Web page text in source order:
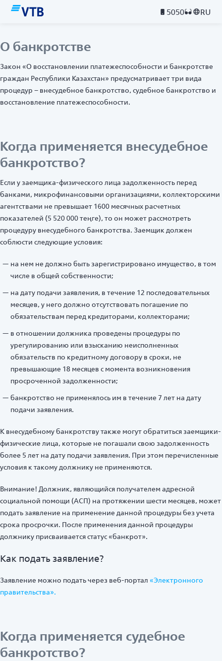
5050 RU
О банкротстве
Закон «О восстановлении платежеспособности и банкротстве
граждан Республики Казахстан» предусматриваеттри вида
процедур – внесудебное банкротство, судебное банкротство и
восстановление платежеспособности.
Когда применяется внесудебное
банкротство?
Если у заемщика-физического лица задолженность перед
банками, микрофинансовыми организациями, коллекторскими
агентствами не превышает 1600 месячных расчетных
показателей (5 520 000 теңге), то он может рассмотреть
процедуру внесудебного банкротства. Заемщик должен
соблюсти следующие условия:
на нем не должно быть зарегистрировано имущество, в том
числе в общей собственности;
на дату подачи заявления, в течение 12 последовательных
месяцев, у него должно отсутствовать погашение по
обязательствам перед кредиторами, коллекторами;
в отношении должника проведены процедуры по
урегулированию или взысканию неисполненных
обязательств по кредитному договору в сроки, не
превышающие 18 месяцев с момента возникновения
просроченной задолженности;
банкротство не применялось им в течение 7 лет на дату
подачи заявления.
К внесудебному банкротству также могут обратиться заемщики-
физические лица, которые не погашали свою задолженность
более 5 лет на дату подачи заявления. При этом перечисленные
условия к такому должнику не применяются.
Внимание! Должник, являющийся получателем адресной
социальной помощи (АСП) на протяжении шести месяцев, может
подать заявление на применение данной процедуры без учета
срока просрочки. После применения данной процедуры
должнику присваивается статус «банкрот».
Как подать заявление?
Заявление можно подать через веб-портал «Электронного
правительства».
Когда применяется судебное
банкротство?